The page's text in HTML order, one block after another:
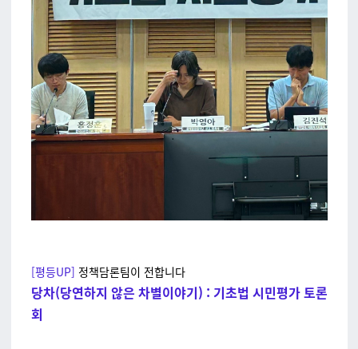
[평등UP] 정책담론팀이 전합니다
당차(당연하지 않은 차별이야기) : 기초법 시민평가 토론
회